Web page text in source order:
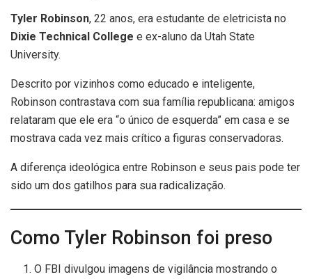
Tyler Robinson, 22 anos, era estudante de eletricista no
Dixie Technical College e ex-aluno da Utah State
University.
Descrito por vizinhos como educado e inteligente,
Robinson contrastava com sua família republicana: amigos
relataram que ele era “o único de esquerda” em casa e se
mostrava cada vez mais crítico a figuras conservadoras.
A diferença ideológica entre Robinson e seus pais pode ter
sido um dos gatilhos para sua radicalização.
Como Tyler Robinson foi preso
O FBI divulgou imagens de vigilância mostrando o